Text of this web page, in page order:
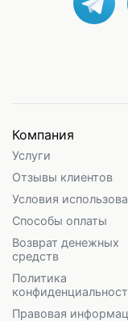
Компания
Услуги
Отзывы клиентов
Условия
Способы оплаты
Возврат денежных
средств
Политика
Правовая